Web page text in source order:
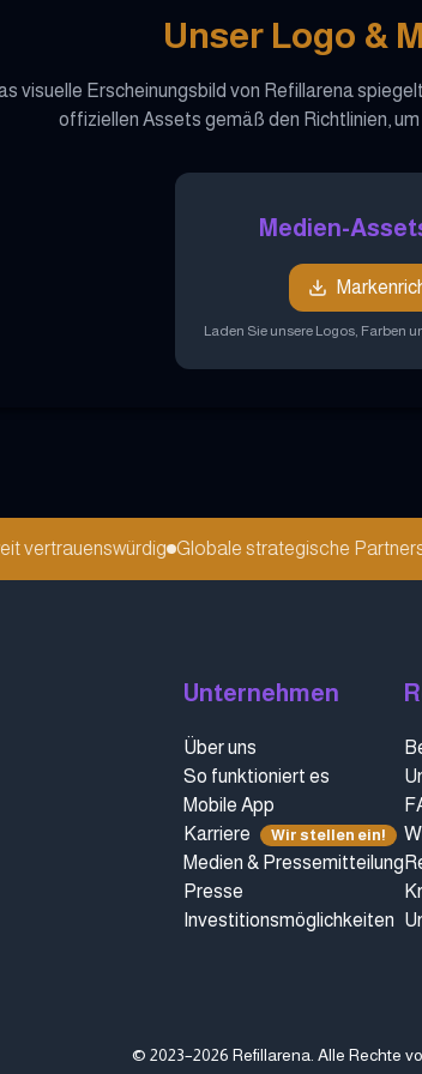
Unser Logo &
visuelle Erscheinungsbild von Refillarena
offiziellen Assets gemäß den Richtlinien,
Medien-
Laden Sie unsere Logos, Farben
Globale strategische
Unternehmen
Über uns
So funktioniert es
Mobile App
Karriere
Wir stellen ein!
Medien & Pressemitteilung
Presse
Investitionsmöglichkeiten
© 2023–2026 Refillarena. Alle Rechte